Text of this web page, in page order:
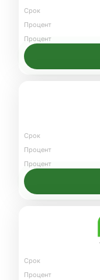
Срок
Процент
Процент
Срок
Процент
Процент
Срок
Процент